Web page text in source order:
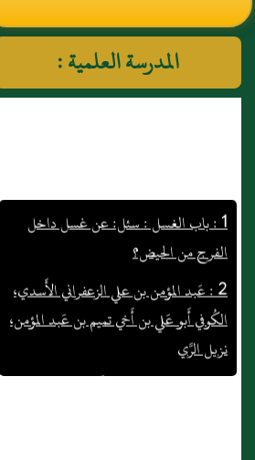
النووي رحمهم الله تعالى
المدرسة العلمية :
الفرج من الحيض؟
2 : عَبد المؤمن بن علي الزعفراني الأَسدي،
الكُوفي أَبو عَلي بن أَخي تميم بن عَبد المؤمن،
نزيل الرَّي
3 : عُمر بن عَبد الله بن أَبي ربيعة المخزومي